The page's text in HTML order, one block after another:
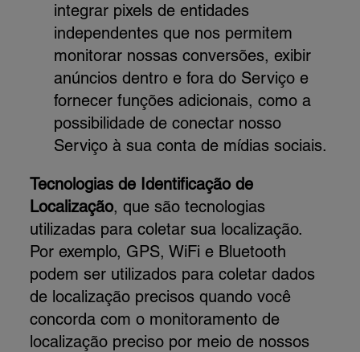
integrar pixels de entidades
independentes que nos permitem
monitorar nossas conversões, exibir
anúncios dentro e fora do Serviço e
fornecer funções adicionais, como a
possibilidade de conectar nosso
Serviço à sua conta de mídias sociais.
Tecnologias de Identificação de
Localização, que são tecnologias
utilizadas para coletar sua localização.
Por exemplo, GPS, WiFi e Bluetooth
podem ser utilizados para coletar dados
de localização precisos quando você
concorda com o monitoramento de
localização preciso por meio de nossos